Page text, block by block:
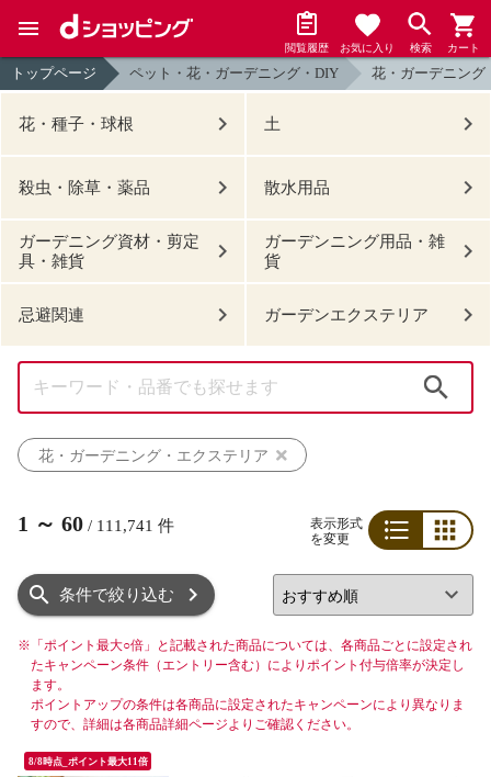
閲覧履歴 お気に入り 検索 カート
トップページ ペット・花・ガーデニング・DIY 花・ガーデニング
花・種子・球根 土
殺虫・除草・薬品 散水用品
ガーデニング資材・剪定
具・雑貨
ガーデンニング用品・雑
貨
忌避関連 ガーデンエクステリア
花・ガーデニング・エクステリア
1 ～ 60 / 111,741 件
表示形式
を変更
条件で絞り込む
※ 「ポイント最大○倍」と記載された商品については、各商品ごとに設定され
たキャンペーン条件（エントリー含む）によりポイント付与倍率が決定し
ます。
ポイントアップの条件は各商品に設定されたキャンペーンにより異なりま
すので、詳細は各商品詳細ページよりご確認ください。
8/8時点_ポイント最大11倍